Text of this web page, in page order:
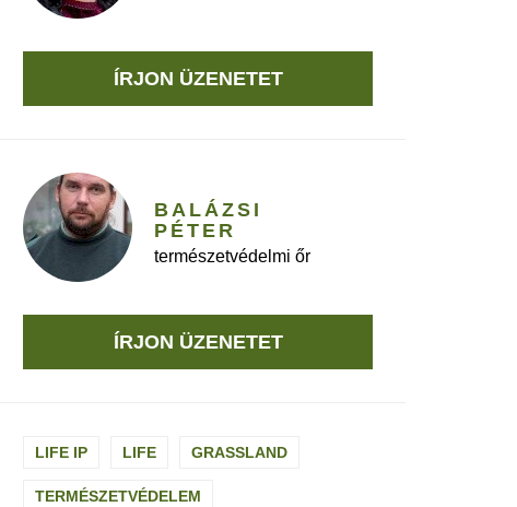
ÍRJON ÜZENETET
BALÁZSI
PÉTER
természetvédelmi őr
ÍRJON ÜZENETET
LIFE IP LIFE GRASSLAND
TERMÉSZETVÉDELEM